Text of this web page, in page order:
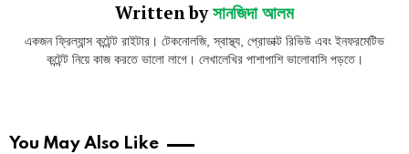
Written byসানজিদা আলম
একজন ফ্রিল্যান্স কন্টেন্ট রাইটার। টেকনোলজি, স্বাস্থ্য, প্রোডাক্ট রিভিউ এবং ইনফরমেটিভ
কন্টেন্ট নিয়ে কাজ করতে ভালো লাগে। লেখালেখির পাশাপাশি ভালোবাসি পড়তে।
You May Also Like